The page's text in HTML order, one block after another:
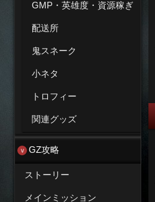
GMP・英雄度・資源稼ぎ
配送所
鬼スネーク
小ネタ
トロフィー
関連グッズ
GZ攻略
ストーリー
メインミッション